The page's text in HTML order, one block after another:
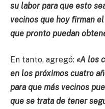
su labor para que esto
vecinos que hoy firman
que pronto puedan
En tanto, agregó: «A los
en los próximos cuatro
para que más vecinos
que se trata de tener